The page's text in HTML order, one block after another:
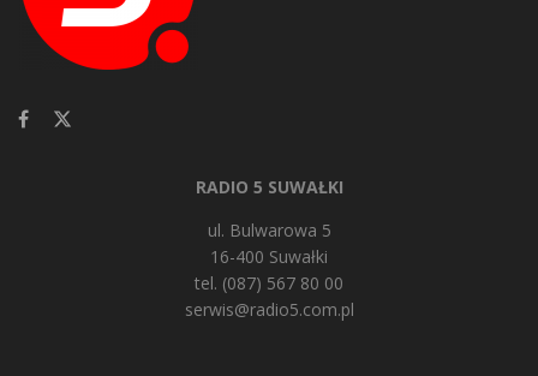
RADIO 5 SUWAŁKI
ul. Bulwarowa 5
16-400 Suwałki
tel. (087) 567 80 00
serwis@radio5.com.pl